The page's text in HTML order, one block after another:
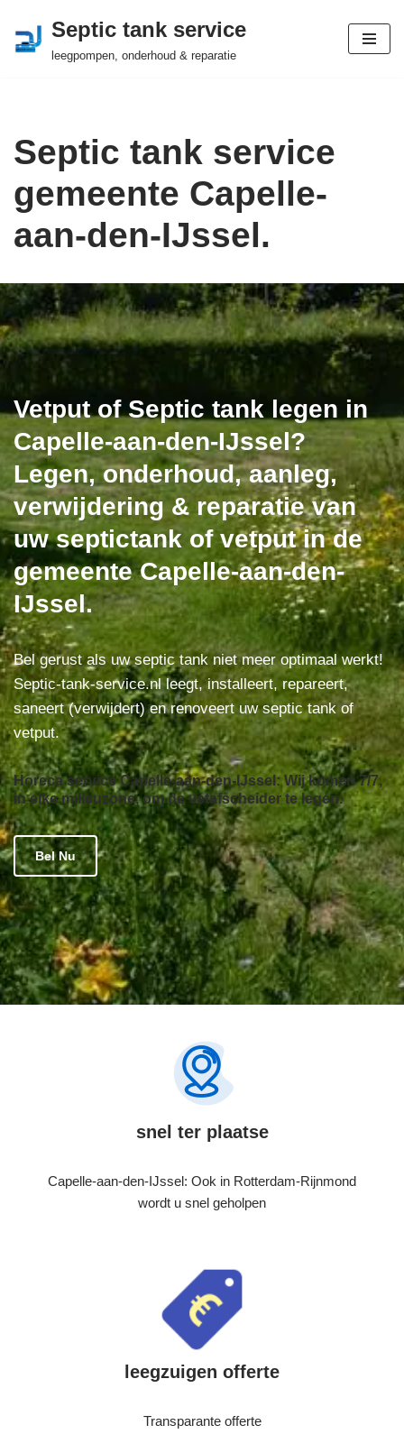
Ga
Septic tank service
leegpompen, onderhoud & reparatie
Septic tank service
gemeente Capelle-
aan-den-IJssel.
Vetput of Septic tank legen in
Capelle-aan-den-IJssel?
Legen, onderhoud, aanleg,
verwijdering & reparatie van
uw septictank of vetput in de
gemeente Capelle-aan-den-
IJssel.
Bel gerust als uw septic tank niet meer optimaal werkt!
Septic-tank-service.nl leegt, installeert, repareert,
saneert (verwijdert) en renoveert uw septic tank of
vetput.
Horeca service Capelle-aan-den-IJssel: Wij komen 7/7,
in elke milieuzone, om de vetafscheider te legen.
Bel Nu
snel ter plaatse
Capelle-aan-den-IJssel: Ook in Rotterdam-Rijnmond
wordt u snel geholpen
leegzuigen offerte
Transparante offerte